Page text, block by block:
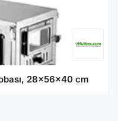
28x56x40 cm